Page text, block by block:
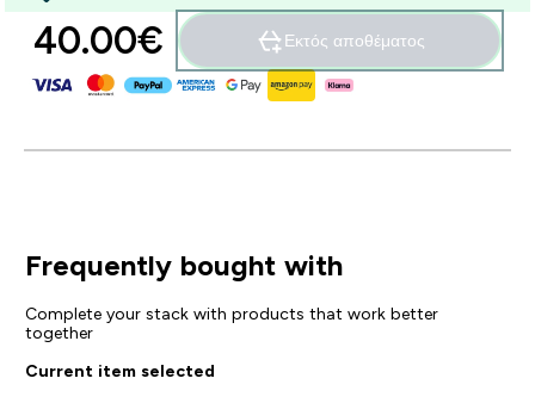
40.00€‎ Εκτός αποθέματος
Frequently bought with
Complete your stack with products that work better
together
Current item selected